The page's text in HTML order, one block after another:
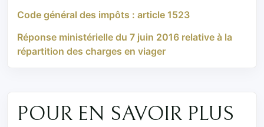
Code général des impôts : article 1523
Réponse ministérielle du 7 juin 2016 relative à la
répartition des charges en viager
POUR EN SAVOIR PLUS